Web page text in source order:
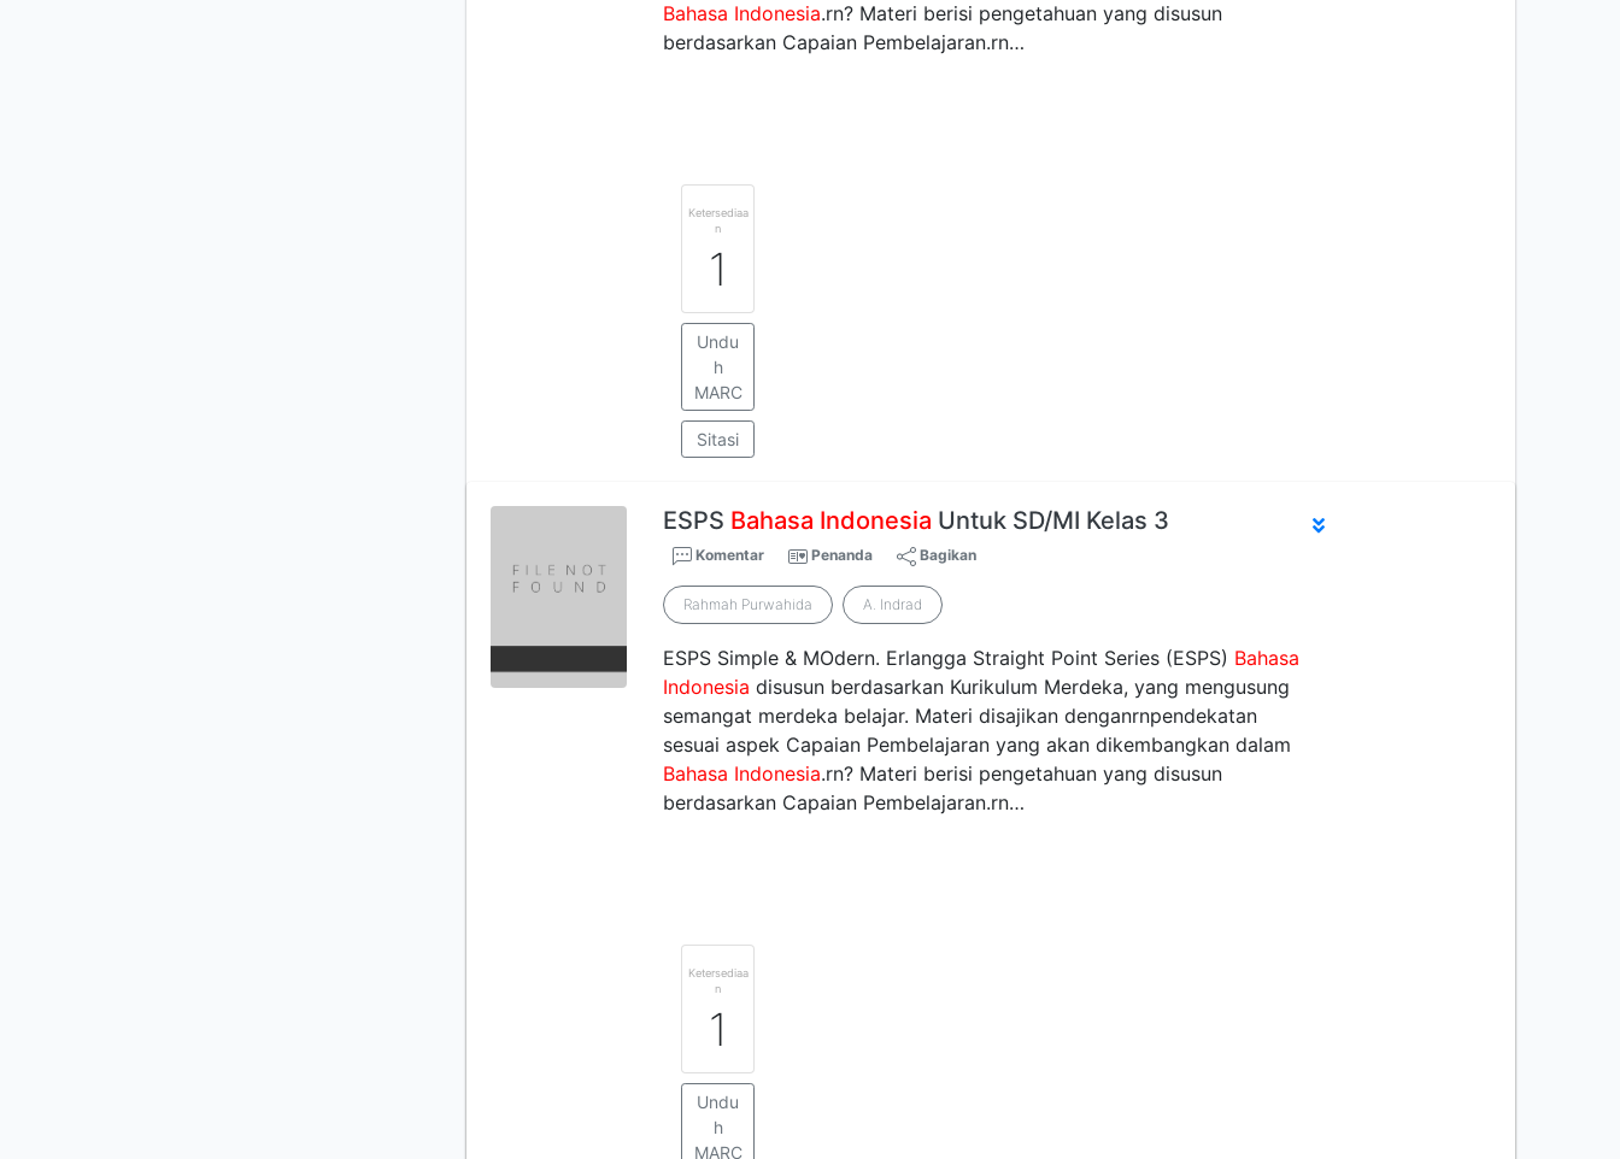
Bahasa Indonesia.rn? Materi berisi pengetahuan yang disusun
berdasarkan Capaian Pembelajaran.rn…
Ketersediaa
n
1
Undu
h
MARC
Sitasi
ESPS Bahasa Indonesia Untuk SD/MI Kelas 3
Komentar Penanda Bagikan
Rahmah Purwahida A. Indrad
ESPS Simple & MOdern. Erlangga Straight Point Series (ESPS) Bahasa
Indonesia disusun berdasarkan Kurikulum Merdeka, yang mengusung
semangat merdeka belajar. Materi disajikan denganrnpendekatan
sesuai aspek Capaian Pembelajaran yang akan dikembangkan dalam
Bahasa Indonesia.rn? Materi berisi pengetahuan yang disusun
berdasarkan Capaian Pembelajaran.rn…
Ketersediaa
n
1
Undu
h
MARC